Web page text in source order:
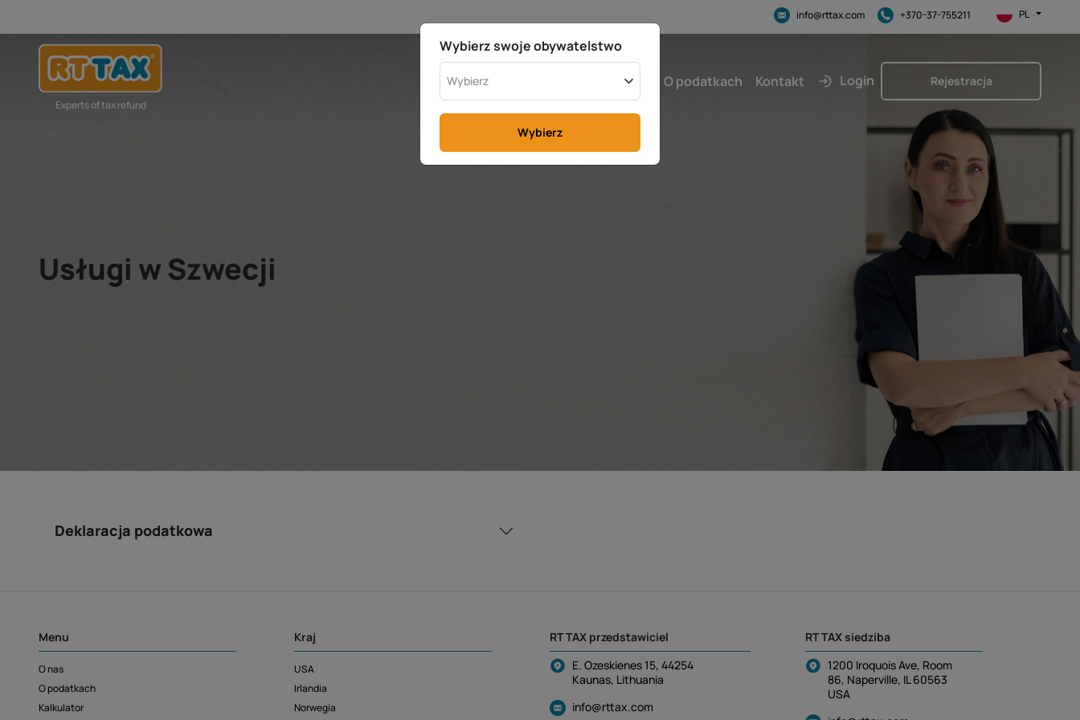
info@rttax.com +370-37-755211 PL
Experts of tax refund
Kalkulator O podatkach Kontakt Login Rejestracja
Usługi w Szwecji
Deklaracja podatkowa
Menu
O nas
O podatkach
Kalkulator
Kraj
USA
Irlandia
Norwegia
RT TAX przedstawiciel
E. Ozeskienes 15, 44254
Kaunas, Lithuania
info@rttax.com
RT TAX siedziba
1200 Iroquois Ave, Room
86, Naperville, IL 60563
USA
Wybierz swoje obywatelstwo
Wybierz
Wybierz